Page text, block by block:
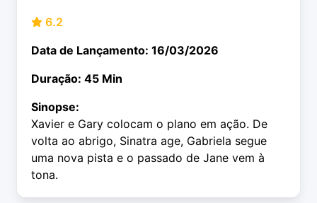
6.2
Data de Lançamento: 16/03/2026
Duração: 45 Min
Sinopse:
Xavier e Gary colocam o plano em ação. De
volta ao abrigo, Sinatra age, Gabriela segue
uma nova pista e o passado de Jane vem à
tona.